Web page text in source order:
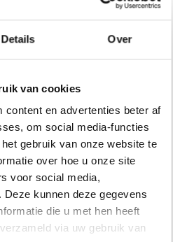
Details Over
van cookies
content en advertenties beter af
om social media-functies
gebruik van onze website te
over hoe u onze site
voor social media,
kunnen deze gegevens
die u met hen heeft
via uw gebruik van